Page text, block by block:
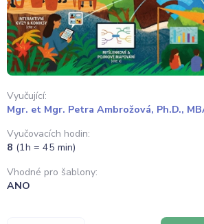
Vyučující:
Mgr. et Mgr. Petra Ambrožová, Ph.D.,
Vyučovacích hodin:
8 (1h = 45 min)
Vhodné pro šablony:
ANO